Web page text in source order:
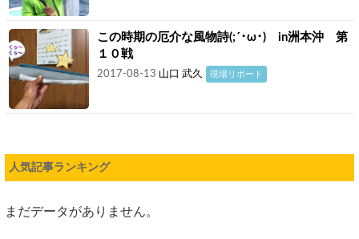
この時期の厄介な風物詩(;´･ω･) in洲本沖 第
１０戦
2017-08-13 山口 武久 現場リポート
人気記事ランキング
まだデータがありません。